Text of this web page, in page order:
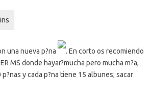
una nueva p?na
. En corto os recomiendo
MS donde hayar?mucha pero mucha m?a,
y cada p?na tiene 15 albunes; sacar